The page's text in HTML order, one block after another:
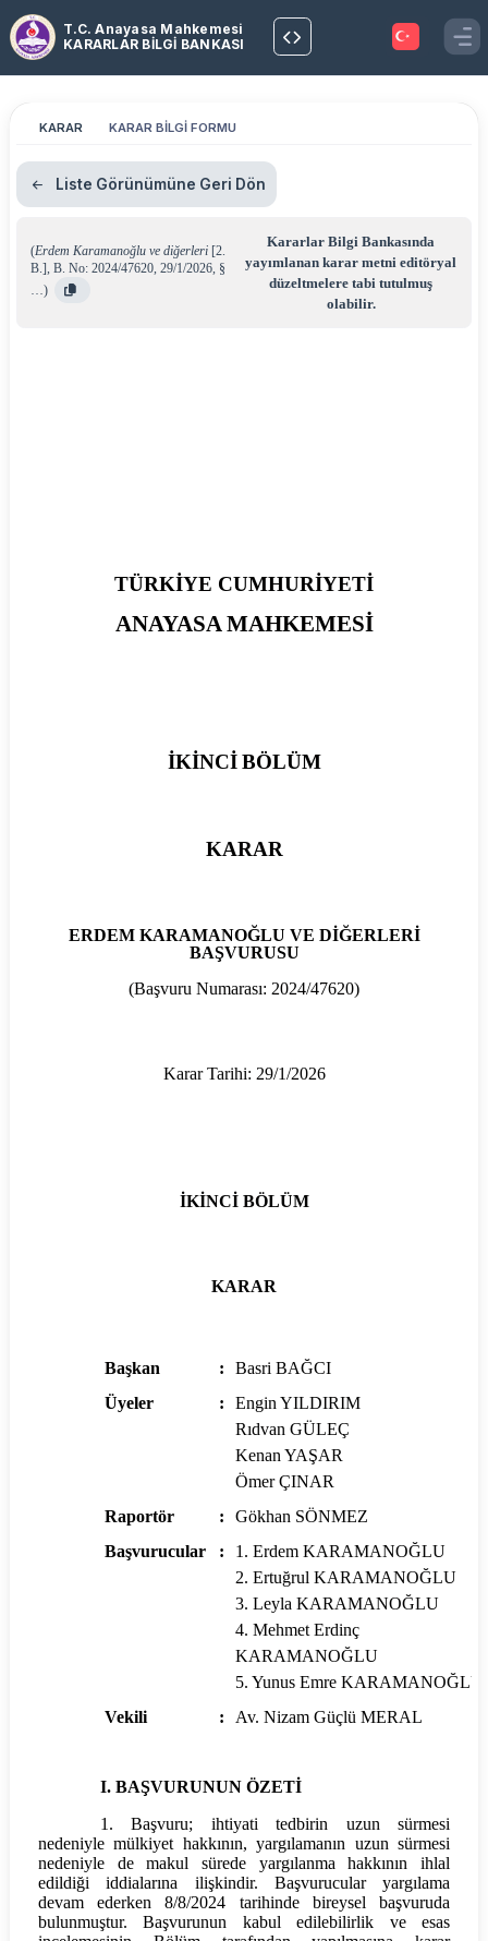
T.C. Anayasa Mahkemesi
KARARLAR BİLGİ BANKASI
KARAR KARAR BİLGİ FORMU
Liste Görünümüne Geri Dön
(Erdem Karamanoğlu ve diğerleri [2.
B.], B. No: 2024/47620, 29/1/2026, §
…)
Kararlar Bilgi Bankasında
yayımlanan karar metni editöryal
düzeltmelere tabi tutulmuş
olabilir.